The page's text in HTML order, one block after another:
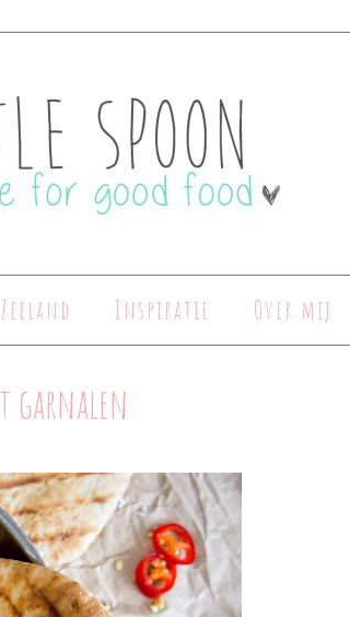
Zeeland Inspiratie Over mij
garnalen